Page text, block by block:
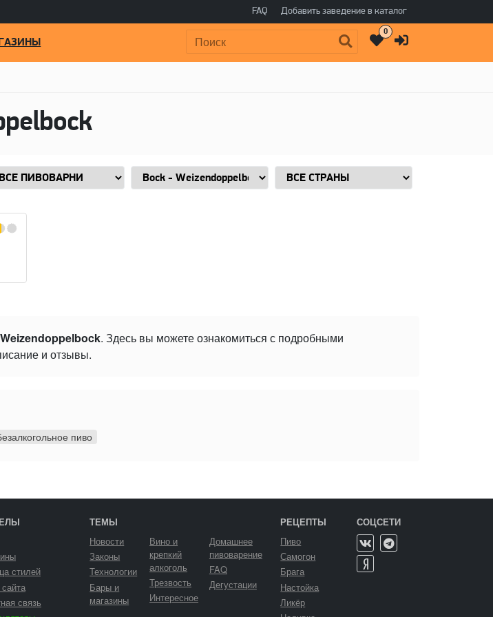
FAQ Добавить заведение в каталог
Поиск: 0
. Здесь вы можете ознакомиться с подробными
и отзывы.
пиво
стилей
связь
ТЕМЫ
Новости
Законы
Технологии
Бары и
магазины
Вино и
крепкий
алкоголь
Трезвость
Интересное
Домашнее
пивоварение
FAQ
Дегустации
РЕЦЕПТЫ
Пиво
Самогон
Брага
Настойка
Ликёр
СОЦСЕТИ